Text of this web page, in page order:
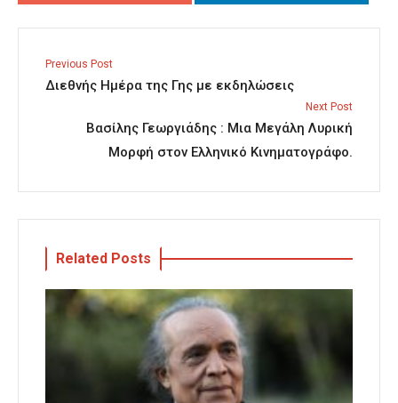
Previous Post
Διεθνής Ημέρα της Γης με εκδηλώσεις
Next Post
Βασίλης Γεωργιάδης : Μια Μεγάλη Λυρική
Μορφή στον Ελληνικό Κινηματογράφο.
Related Posts